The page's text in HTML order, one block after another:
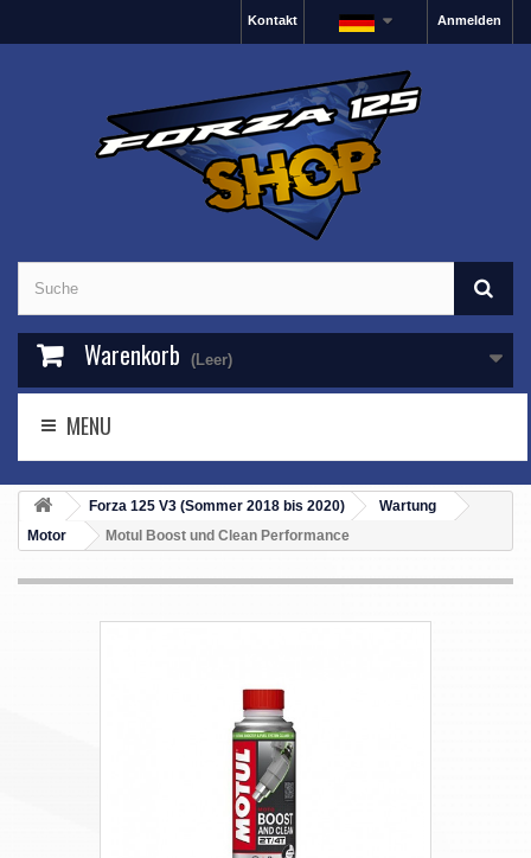
Anmelden
Kontakt
Warenkorb (Leer)
MENU
Forza 125 V3 (Sommer 2018 bis 2020)
Wartung
Motor
Motul Boost und Clean Performance